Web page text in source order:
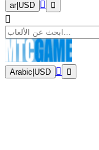
ar| USD
Arabic USD